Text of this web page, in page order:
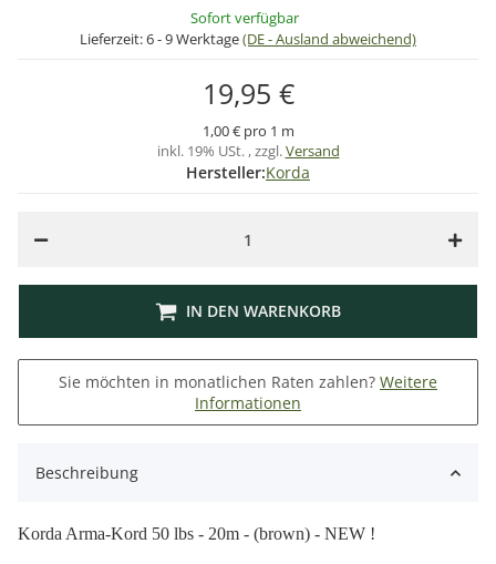
Sofort verfügbar
Lieferzeit:6 - 9 Werktage(DE - Ausland abweichend)
19,95 €
1,00 € pro 1 m
inkl. 19% USt. , zzgl.Versand
Hersteller:Korda
IN DEN WARENKORB
Sie möchten in monatlichen Raten zahlen? Weitere
Informationen
Beschreibung
Korda Arma-Kord 50 lbs - 20m - (brown) - NEW !